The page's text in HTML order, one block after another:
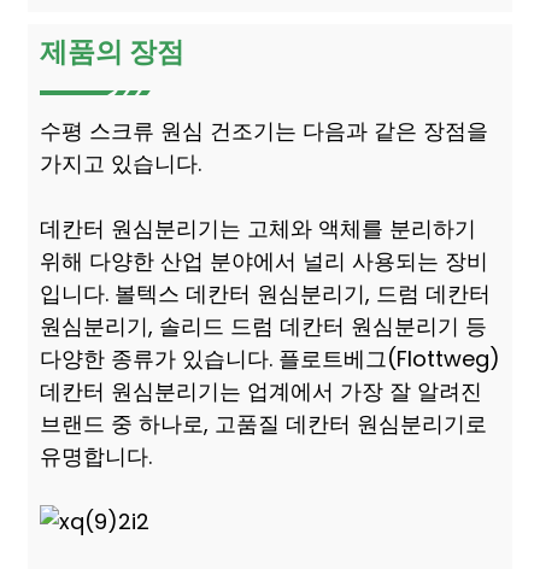
제품의 장점
수평 스크류 원심 건조기는 다음과 같은 장점을
가지고 있습니다.
데칸터 원심분리기는 고체와 액체를 분리하기
위해 다양한 산업 분야에서 널리 사용되는 장비
입니다. 볼텍스 데칸터 원심분리기, 드럼 데칸터
원심분리기, 솔리드 드럼 데칸터 원심분리기 등
다양한 종류가 있습니다. 플로트베그(Flottweg)
데칸터 원심분리기는 업계에서 가장 잘 알려진
브랜드 중 하나로, 고품질 데칸터 원심분리기로
유명합니다.